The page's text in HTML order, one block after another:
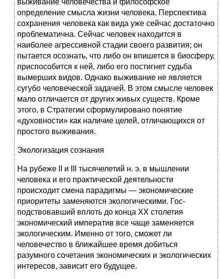
выживание человечества и фило­софское
определение смысла жизни человека. Перспектива
сохранения человека как вида уже сейчас достаточно
пробле­матична. Сейчас человек находится в
наиболее агрессивной стадии своего развития; он
пытается осознать, что либо он впишется в биосферу,
приспособится к ней, либо его постиг­нет судьба
вымерших видов. Однако выживание не является
сугубо человеческой задачей. В этом смысле человек
мало от­личается от других живых существ. Кроме
этого, в Стратегии сформулировано понятие
«духовности» как наличие целей, отличающихся от
простого выживания.
Экологизация сознания
На рубеже II и III тысячелетий н. э. в мышлении
человека и его практической деятельности
происходит смена парадигмы — экономические
приоритеты заменяются экологическими. Гос­
подствовавший вплоть до конца XX столетия
экономический императив все чаще заменяется
экологическим. Именно от того, сможет ли
человечество в ближайшее время добиться
разумного сочетания экономических и экологических
интере­сов, зависит его будущее.